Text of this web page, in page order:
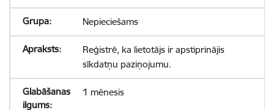
Nepieciešams
Reģistrē, ka lietotājs ir apstiprinājis
sīkdatņu paziņojumu.
1 mēnesis